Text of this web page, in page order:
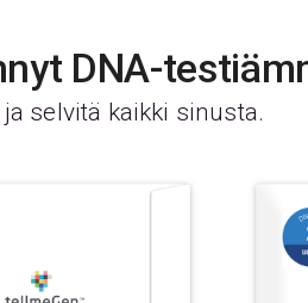
DNA-
selvitä kaikki sinusta.